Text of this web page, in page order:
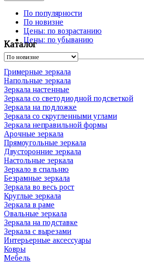
По популярности
По новизне
Цены: по возрастанию
Цены: по убыванию
Каталог
Гримерные зеркала
Напольные зеркала
Зеркала настенные
Зеркала со светодиодной подсветкой
Зеркала на подложке
Зеркала со скругленными углами
Зеркала неправильной формы
Арочные зеркала
Прямоугольные зеркала
Двусторонние зеркала
Настольные зеркала
Зеркало в спальню
Безрамные зеркала
Зеркала во весь рост
Круглые зеркала
Зеркала в раме
Овальные зеркала
Зеркала на подставке
Зеркала с вырезами
Интерьерные аксессуары
Ковры
Мебель